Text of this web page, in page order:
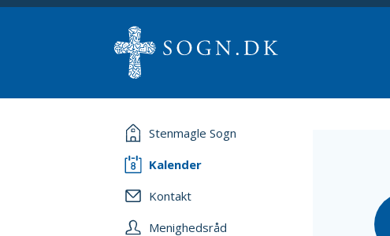
Stenmagle Sogn
Kalender
Kontakt
Menighedsråd